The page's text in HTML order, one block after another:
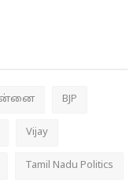
BJP
Vijay
Tamil Nadu Politics